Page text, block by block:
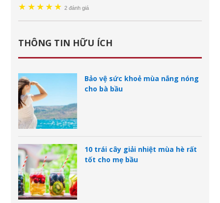
★ ★★★★ 2 đánh giá
THÔNG TIN HỮU ÍCH
Bảo vệ sức khoẻ mùa nắng nóng
cho bà bầu
10 trái cây giải nhiệt mùa hè rất
tốt cho mẹ bầu